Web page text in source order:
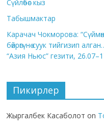
Сүйлөбөс кыз
Табышмактар
Карачач Чокморова:
бөйрөгүнө суук тийгизип
“Азия Ньюс” гезити,
Пикирлер
Жыргалбек Касаболот on